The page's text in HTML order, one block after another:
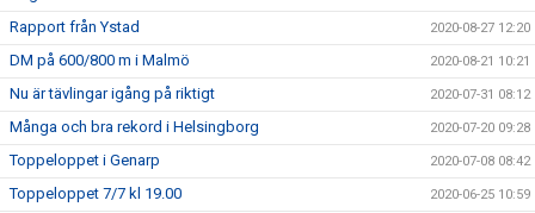
Rapport från Ystad 2020-08-27 12:20
DM på 600/800 m i Malmö 2020-08-21 10:21
Nu är tävlingar igång på riktigt 2020-07-31 08:12
Många och bra rekord i Helsingborg 2020-07-20 09:28
Toppeloppet i Genarp 2020-07-08 08:42
Toppeloppet 7/7 kl 19.00 2020-06-25 10:59